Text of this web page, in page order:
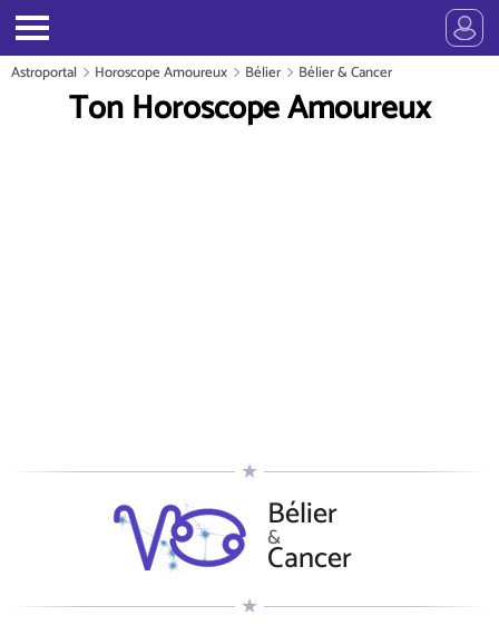
Astroportal Horoscope Amoureux Bélier Bélier & Cancer
Ton Horoscope Amoureux
Bélier
&
Cancer